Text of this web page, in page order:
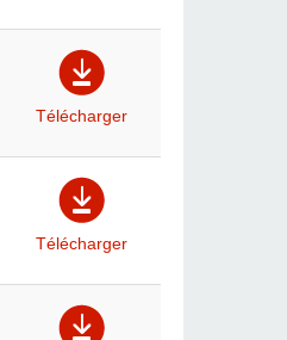
Télécharger
Télécharger